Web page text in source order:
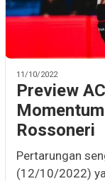
11/10/2022
Preview
Rossoneri
Pertarungan
(12/10/2022)